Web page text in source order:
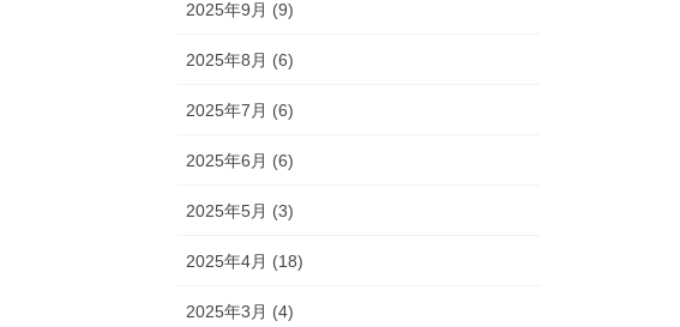
2025年9月 (9)
2025年8月 (6)
2025年7月 (6)
2025年6月 (6)
2025年5月 (3)
2025年4月 (18)
2025年3月 (4)